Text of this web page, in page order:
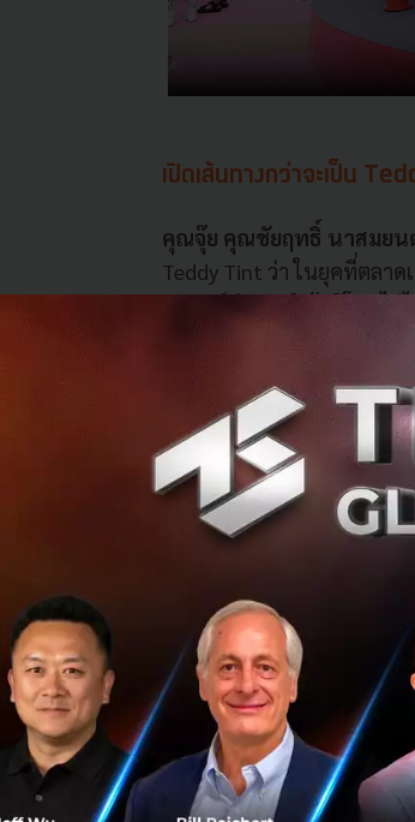
เปิดเส้นทางกว่าจะเป็น
คุณจุ๊ย คุณชัยฤทธิ์ นาสมยนต์
Teddy Tint ว่า ในยุคที่ตลา
แบรนด์ต่างชาติ ผู้บริโภคไ
Emotional Product หรือค
เนื่องด้วยผลิตภัณฑ์ใหม่ที่จะ
ความแมท จึงได้เลือก
โยงกับความเป็น
Maybelline รวมถึงสามาร
ใหม่ๆ แก่ผู้บริโภค จึงเป็นที่
พร้อมและมั่นใจที่จะสร้าง
Maybelline l Tiktok
Land พร้อมด้วยกิจกรรมสุ
หมี โซนจอหมีสี่มิติ โซนเก